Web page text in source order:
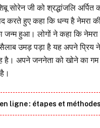
सोरेन जी को श्रद्धांजलि
करते हुए कहा कि धन्य है नेमरा
जन्म हुआ। लोगों ने कहा कि नेमरा
उमड़ पड़ा है यह अपने प्रिय
है। अपने जननेता को खोने का
ligne : étapes et méthodes